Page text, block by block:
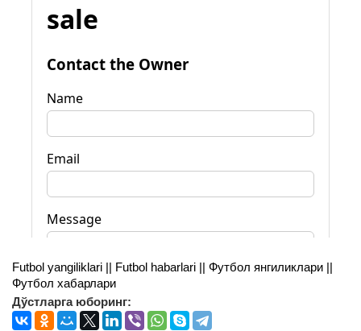
Futbol yangiliklari || Futbol habarlari || Футбол янгиликлари ||
Футбол хабарлари
Дўстларга юборинг: